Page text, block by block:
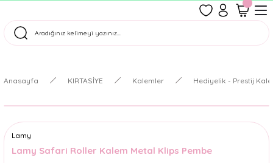
Tüm Siparişler Aynı Gün Kargoda!
Anasayfa KIRTASİYE Kalemler Hediyelik - Prestij
Lamy
Lamy Safari Roller Kalem Metal Klips Pembe